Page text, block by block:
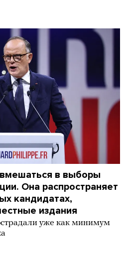
в выборы
Она распространяет
кандидатах,
издания
уже как минимум